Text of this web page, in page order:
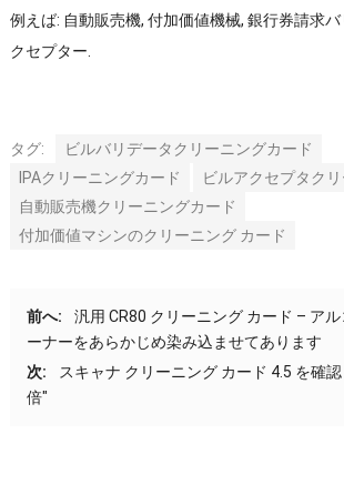
例えば: 自動販売機, 付加価値機械, 銀行券請求
クセプター.
タグ:
ビルバリデータクリーニングカード
IPAクリーニングカード
ビルアクセプタク
自動販売機クリーニングカード
付加価値マシンのクリーニング カード
前へ:
汎用 CR80 クリーニング カード – ア
ーナーをあらかじめ染み込ませてあります
次:
スキャナ クリーニング カード 4.5 を確
倍″